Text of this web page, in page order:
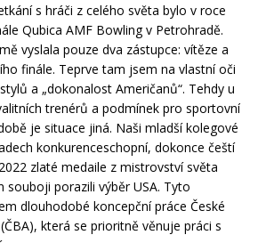
s hráči z celého světa bylo v roce
Qubica AMF Bowling v Petrohradě.
vyslala pouze dva zástupce: vítěze a
finále. Teprve tam jsem na vlastní oči
a „dokonalost Američanů“. Tehdy u
trenérů a podmínek pro sportovní
je situace jiná. Naši mladší kolegové
konkurenceschopní, dokonce čeští
zlaté medaile z mistrovství světa
souboji porazili výběr USA. Tyto
dlouhodobé koncepční práce České
která se prioritně věnuje práci s